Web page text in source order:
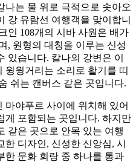
나는 물 위로 극적으로 솟아오
강 유람선 여행객을 맞이합니
인 108개의 시바 사원은 배가
, 원형의 대칭을 이루는 신성
있습니다. 칼나의 강변은 이
윙윙거리는 소리로 활기를 띠
쉬는 캔버스 같은 곳입니다.
마야푸르 사이에 위치해 있어
게 포함되는 곳입니다. 하지만
같은 곳으로 안목 있는 여행
디자인, 신성한 신앙심, 시
한 문화 회랑 중 하나를 통과